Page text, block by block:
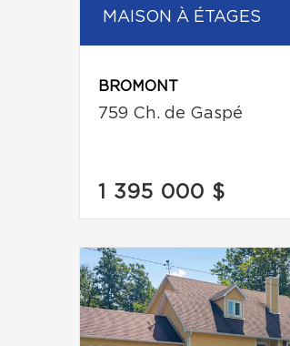
MAISON À ÉTAGES
BROMONT
759 Ch. de Gaspé
1 395 000 $